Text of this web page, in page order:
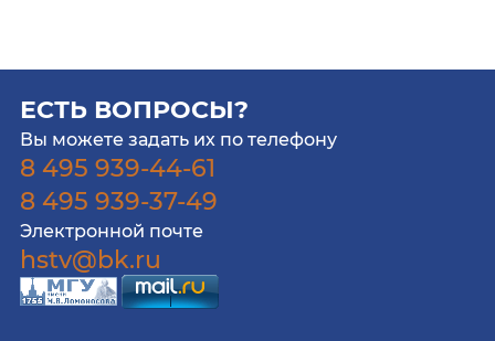
ЕСТЬ ВОПРОСЫ?
Вы можете задать их по телефону
8 495 939-44-61
8 495 939-37-49
Электронной почте
hstv@bk.ru